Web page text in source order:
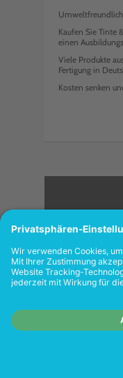
Kaufen Sie Tinte
einen
Viele Produkte
Fertigung in
Kosten senken
Shops